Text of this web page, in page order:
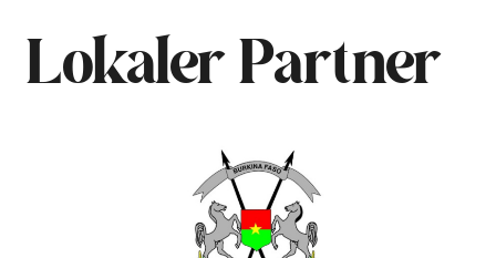
Lokaler Partner